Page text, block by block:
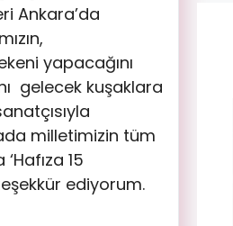
Ankara’da
yapacağını
gelecek kuşaklara
milletimizin tüm
15
ediyorum.